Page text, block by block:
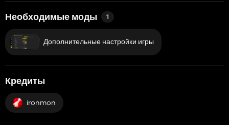
Необходимые моды 1
Дополнительные настройки игры
Кредиты
ironmon